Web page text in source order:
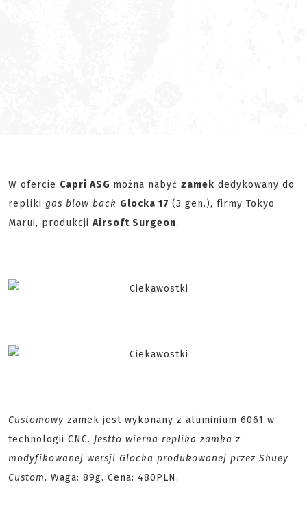
W ofercie Capri ASG można nabyć zamek dedykowany do
repliki gas blow back Glocka 17 (3 gen.), firmy Tokyo
Marui, produkcji Airsoft Surgeon.
Customowy zamek jest wykonany z aluminium 6061 w
technologii CNC. Jestto wierna replika zamka z
modyfikowanej wersji Glocka produkowanej przez Shuey
Custom. Waga: 89g. Cena: 480PLN.